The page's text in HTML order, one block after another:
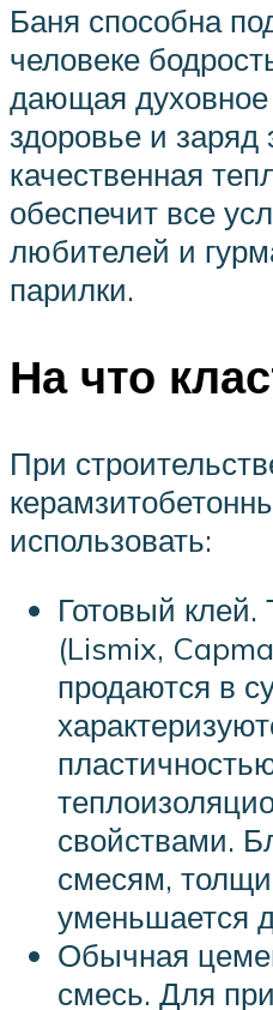
Баня способна
человеке
дающая
здоровье и заряд
качественная
обеспечит все
любителей и
парилки.
На что
При
использовать:
Готовый клей.
(Lismix,
продаются в
свойствами.
смесям,
уменьшается
Обычная
смесь. Для